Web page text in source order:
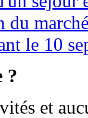
le 10
?
et